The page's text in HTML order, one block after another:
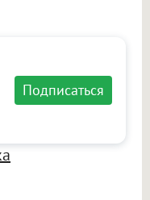
Подписаться